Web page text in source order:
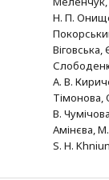
Н. П.
А. В.
Тімонова,
В.
Амінєва,
S. H.